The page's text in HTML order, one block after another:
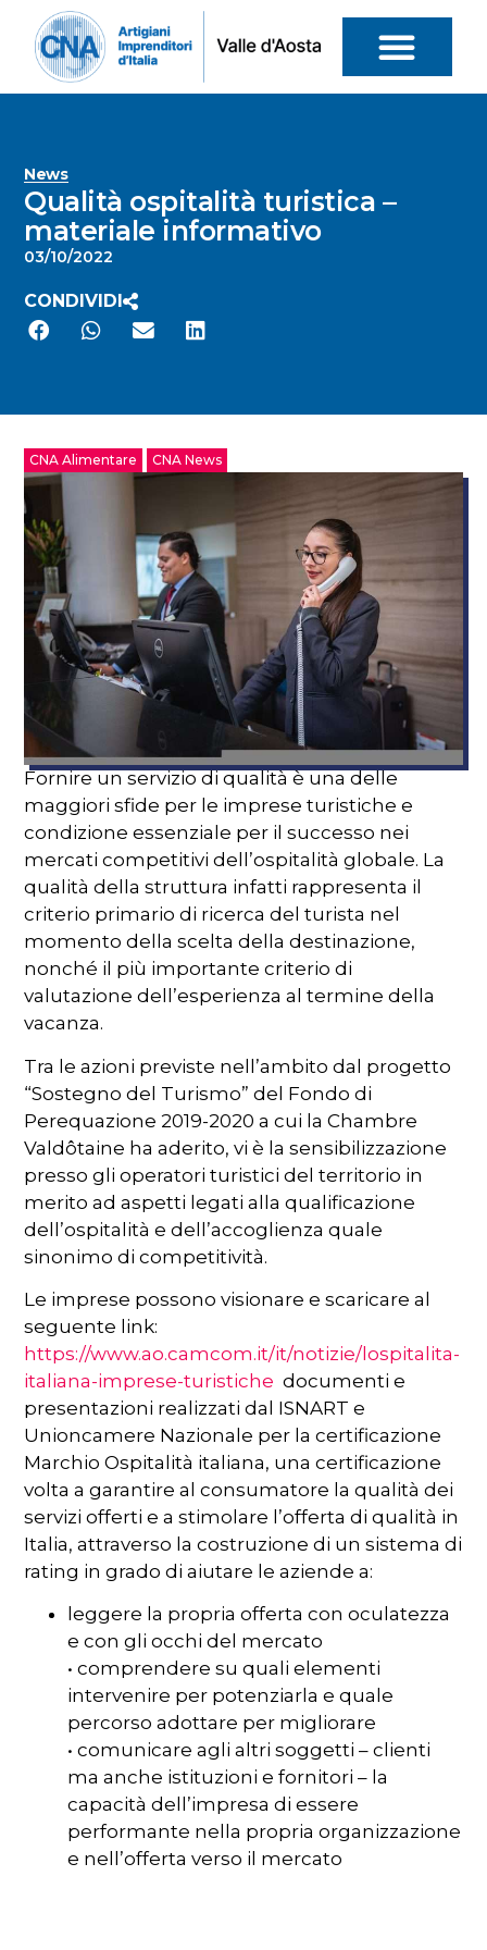
News
Qualità ospitalità turistica –
materiale informativo
03/10/2022
CONDIVIDI
CNA Alimentare CNA News
Fornire un servizio di qualità è una delle
maggiori sfide per le imprese turistiche e
condizione essenziale per il successo nei
mercati competitivi dell’ospitalità globale. La
qualità della struttura infatti rappresenta il
criterio primario di ricerca del turista nel
momento della scelta della destinazione,
nonché il più importante criterio di
valutazione dell’esperienza al termine della
vacanza.
Tra le azioni previste nell’ambito dal progetto
“Sostegno del Turismo” del Fondo di
Perequazione 2019-2020 a cui la Chambre
Valdôtaine ha aderito, vi è la sensibilizzazione
presso gli operatori turistici del territorio in
merito ad aspetti legati alla qualificazione
dell’ospitalità e dell’accoglienza quale
sinonimo di competitività.
Le imprese possono visionare e scaricare al
seguente link:
https://www.ao.camcom.it/it/notizie/lospitalita-
italiana-imprese-turistiche documenti e
presentazioni realizzati dal ISNART e
Unioncamere Nazionale per la certificazione
Marchio Ospitalità italiana, una certificazione
volta a garantire al consumatore la qualità dei
servizi offerti e a stimolare l’offerta di qualità in
Italia, attraverso la costruzione di un sistema di
rating in grado di aiutare le aziende a:
leggere la propria offerta con oculatezza
e con gli occhi del mercato
• comprendere su quali elementi
intervenire per potenziarla e quale
percorso adottare per migliorare
• comunicare agli altri soggetti – clienti
ma anche istituzioni e fornitori – la
capacità dell’impresa di essere
performante nella propria organizzazione
e nell’offerta verso il mercato